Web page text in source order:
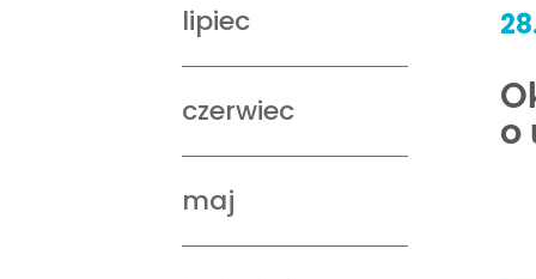
lipiec
czerwiec
maj
o